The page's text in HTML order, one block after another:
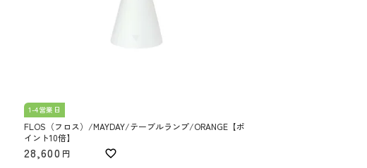
1-4営業日
FLOS（フロス）/MAYDAY/テーブルランプ/ORANGE【ポ
イント10倍】
28,600